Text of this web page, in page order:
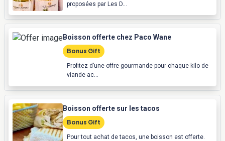
proposées par Les D...
Boisson offerte chez Paco Wane
Bonus Gift
Profitez d’une offre gourmande pour chaque kilo de
viande ac...
Boisson offerte sur les tacos
Bonus Gift
Pour tout achat de tacos, une boisson est offerte.